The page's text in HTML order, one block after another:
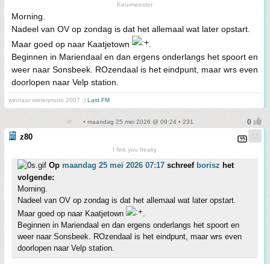
Keurmeester
Morning.
Nadeel van OV op zondag is dat het allemaal wat later opstart.
Maar goed op naar Kaatjetown
Beginnen in Mariendaal en dan ergens onderlangs het spoort en
weer naar Sonsbeek. ROzendaal is het eindpunt, maar wrs even
doorlopen naar Velp station.
winnaar wielerprono 2007 :) Last.FM
• maandag 25 mei 2026 @ 09:24 • 231
z80
I fink you freaky
Op maandag 25 mei 2026 07:17 schreef borisz het
volgende:
Morning.
Nadeel van OV op zondag is dat het allemaal wat later opstart.
Maar goed op naar Kaatjetown
.
Beginnen in Mariendaal en dan ergens onderlangs het spoort en
weer naar Sonsbeek. ROzendaal is het eindpunt, maar wrs even
doorlopen naar Velp station.